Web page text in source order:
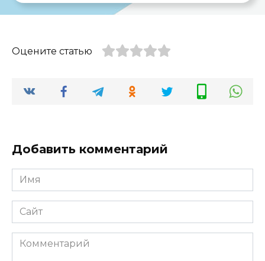
Оцените статью
Добавить комментарий
Имя
*
Сайт
Комментарий